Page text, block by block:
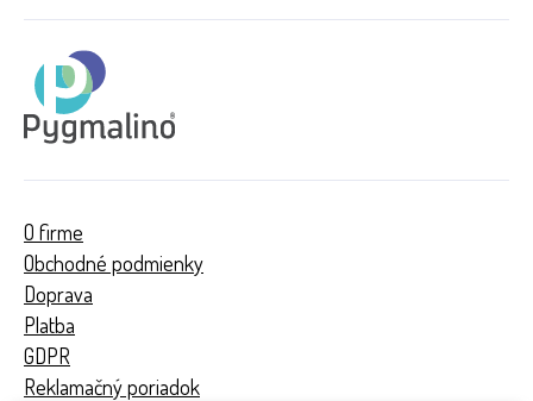
O firme
Obchodné podmienky
Doprava
Platba
GDPR
Reklamačný poriadok